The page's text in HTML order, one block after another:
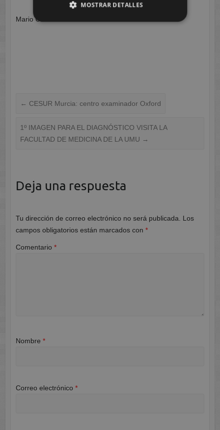
Mario Cánovas
← CESUR Murcia: centro examinador Oxford
1º IMAGEN PARA EL DIAGNÓSTICO VISITA LA
FACULTAD DE MEDICINA DE LA UMU →
Deja una respuesta
Tu dirección de correo electrónico no será publicada.
Los
campos obligatorios están marcados con *
Comentario *
Nombre *
Correo electrónico *
MOSTRAR DETALLES